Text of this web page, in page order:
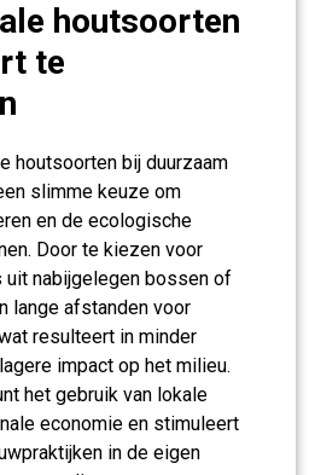
houtsoorten
te
houtsoorten bij duurzaam
slimme keuze om
en de ecologische
Door te kiezen voor
nabijgelegen bossen of
lange afstanden voor
resulteert in minder
impact op het milieu.
het gebruik van lokale
economie en stimuleert
in de eigen